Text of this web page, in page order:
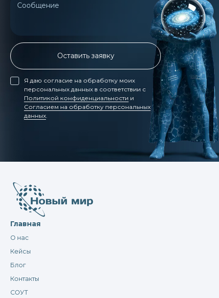
Сообщение
Оставить заявку
Я даю согласие на обработку моих
персональных данных в соответствии с
Политикой конфиденциальности и
Согласием на обработку персональных
данных
Главная
О нас
Кейсы
Блог
Контакты
СОУТ